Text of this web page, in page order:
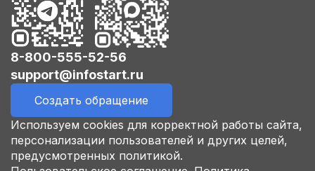
8-800-555-52-56
support@infostart.ru
Создать обращение
Используем cookies для корректной работы сайта,
персонализации пользователей и других целей,
предусмотренных политикой.